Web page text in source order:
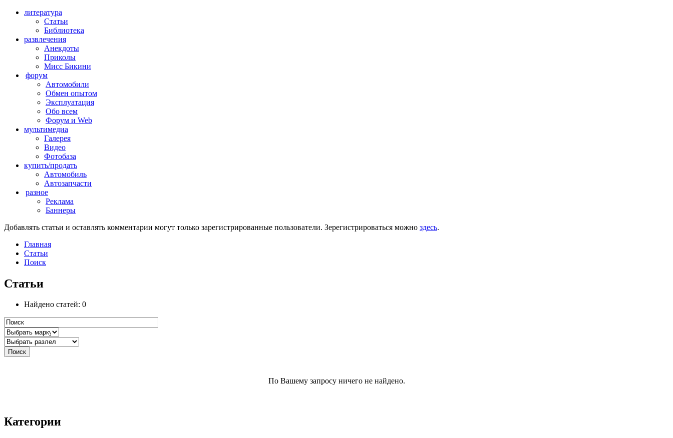
литература
Статьи
Библиотека
развлечения
Анекдоты
Приколы
Мисс Бикини
форум
Автомобили
Обмен опытом
Эксплуатация
Обо всем
Форум и Web
мультимедиа
Галерея
Видео
Фотобаза
купить/продать
Автомобиль
Автозапчасти
разное
Реклама
Баннеры
Добавлять статьи и оставлять комментарии могут только зарегистрированные пользователи. Зерегистрироваться можно здесь.
Главная
Статьи
Поиск
Статьи
Найдено статей: 0
По Вашему запросу ничего не найдено.
Категории